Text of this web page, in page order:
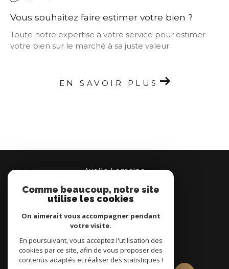
Vous souhaitez faire estimer votre bien ?
Toute notre expertise à votre service pour estimer
votre bien sur le marché à sa juste valeur
EN SAVOIR PLUS
Axelle Lemoine
07 66 95 37 00
nous suivre sur
Comme beaucoup, notre site
utilise les cookies
On aimerait vous accompagner pendant
votre visite.
En poursuivant, vous acceptez l'utilisation des
cookies par ce site, afin de vous proposer des
contenus adaptés et réaliser des statistiques !